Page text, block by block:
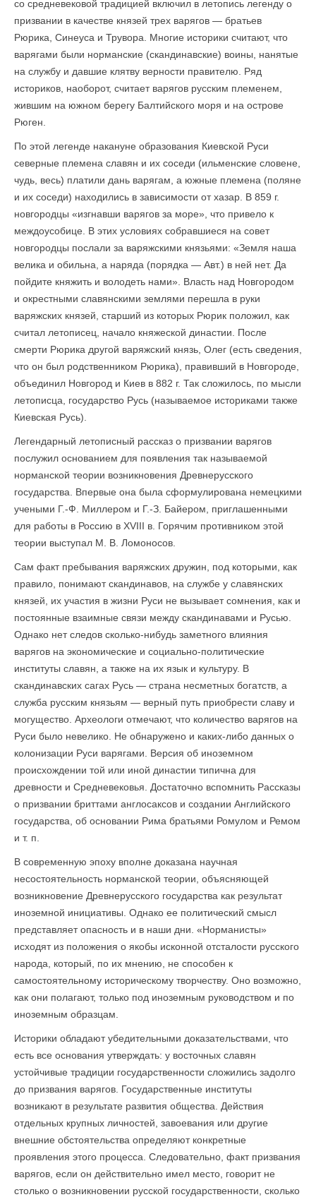
со средневековой традицией включил в летопись легенду о
призвании в качестве князей трех варягов — братьев
Рюрика, Синеуса и Трувора. Многие историки считают, что
варягами были норманские (скандинавские) воины, нанятые
на службу и давшие клятву верности правителю. Ряд
историков, наоборот, считает варягов русским племенем,
жившим на южном берегу Балтийского моря и на острове
Рюген.
По этой легенде накануне образования Киевской Руси
северные племена славян и их соседи (ильменские словене,
чудь, весь) платили дань варягам, а южные племена (поляне
и их соседи) находились в зависимости от хазар. В 859 г.
новгородцы «изгнавши варягов за море», что привело к
междоусобице. В этих условиях собравшиеся на совет
новгородцы послали за варяжскими князьями: «Земля наша
велика и обильна, а наряда (порядка — Авт.) в ней нет. Да
пойдите княжить и володеть нами». Власть над Новгородом
и окрестными славянскими землями перешла в руки
варяжских князей, старший из которых Рюрик положил, как
считал летописец, начало княжеской династии. После
смерти Рюрика другой варяжский князь, Олег (есть сведения,
что он был родственником Рюрика), правивший в Новгороде,
объединил Новгород и Киев в 882 г. Так сложилось, по мысли
летописца, государство Русь (называемое историками также
Киевская Русь).
Легендарный летописный рассказ о призвании варягов
послужил основанием для появления так называемой
норманской теории возникновения Древнерусского
государства. Впервые она была сформулирована немецкими
учеными Г.-Ф. Миллером и Г.-З. Байером, приглашенными
для работы в Россию в XVIII в. Горячим противником этой
теории выступал М. В. Ломоносов.
Сам факт пребывания варяжских дружин, под которыми, как
правило, понимают скандинавов, на службе у славянских
князей, их участия в жизни Руси не вызывает сомнения, как и
постоянные взаимные связи между скандинавами и Русью.
Однако нет следов сколько-нибудь заметного влияния
варягов на экономические и социально-политические
институты славян, а также на их язык и культуру. В
скандинавских сагах Русь — страна несметных богатств, а
служба русским князьям — верный путь приобрести славу и
могущество. Археологи отмечают, что количество варягов на
Руси было невелико. Не обнаружено и каких-либо данных о
колонизации Руси варягами. Версия об иноземном
происхождении той или иной династии типична для
древности и Средневековья. Достаточно вспомнить Рассказы
о призвании бриттами англосаксов и создании Английского
государства, об основании Рима братьями Ромулом и Ремом
и т. п.
В современную эпоху вполне доказана научная
несостоятельность норманской теории, объясняющей
возникновение Древнерусского государства как результат
иноземной инициативы. Однако ее политический смысл
представляет опасность и в наши дни. «Норманисты»
исходят из положения о якобы исконной отсталости русского
народа, который, по их мнению, не способен к
самостоятельному историческому творчеству. Оно возможно,
как они полагают, только под иноземным руководством и по
иноземным образцам.
Историки обладают убедительными доказательствами, что
есть все основания утверждать: у восточных славян
устойчивые традиции государственности сложились задолго
до призвания варягов. Государственные институты
возникают в результате развития общества. Действия
отдельных крупных личностей, завоевания или другие
внешние обстоятельства определяют конкретные
проявления этого процесса. Следовательно, факт призвания
варягов, если он действительно имел место, говорит не
столько о возникновении русской государственности, сколько